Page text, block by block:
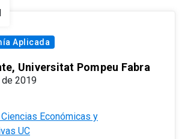
Aplicada
Universitat Pompeu Fabra
2019
Económicas y
UC